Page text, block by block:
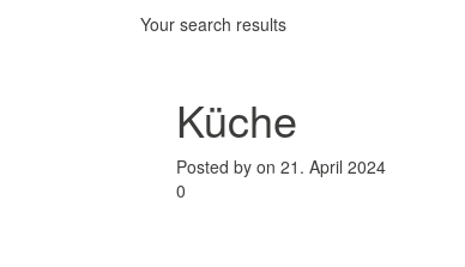
Your search results
Küche
Posted by on 21. April 2024
0